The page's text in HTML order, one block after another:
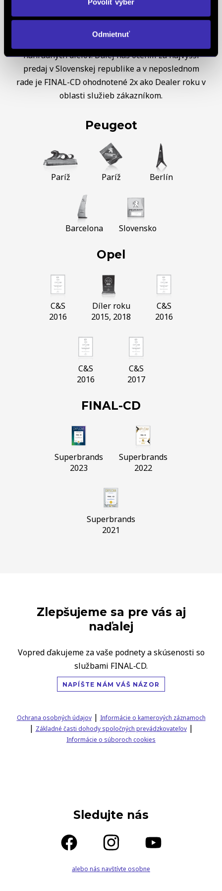
Odmietnuť
nárast predaja a trhového podielu v Českej a
Slovenskej republike, taktiež za najvyšší nárast
náhradných dielov. Ďalej nás ocenili za najvyšší
predaj v Slovenskej republike a v neposlednom
rade je FINAL-CD ohodnotené 2x ako Dealer roku v
oblasti služieb zákazníkom.
Peugeot
Paríž Paríž Berlín
Barcelona Slovensko
Opel
C&S
2016
Díler roku
2015, 2018
C&S
2016
C&S
2016
C&S
2017
FINAL-CD
Superbrands
2023
Superbrands
2022
Superbrands
2021
Zlepšujeme sa pre vás aj
naďalej
Vopred ďakujeme za vaše podnety a skúsenosti so
službami FINAL‑CD.
NAPÍŠTE NÁM VÁŠ NÁZOR
Ochrana osobných údajov| Informácie o kamerových záznamoch
| Základné časti dohody spoločných prevádzkovateľov|
Informácie o súboroch cookies
Sledujte nás
alebo nás navštívte osobne